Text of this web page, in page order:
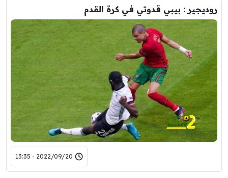
روديجير : بيبي قدوتي في كرة القدم
2022/09/20 - 13:35